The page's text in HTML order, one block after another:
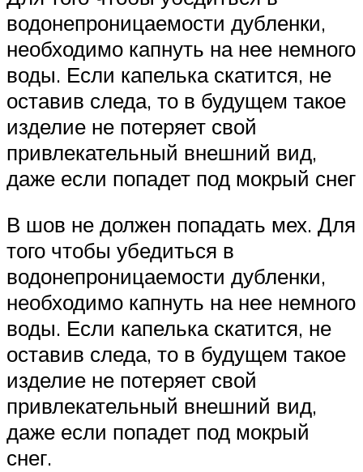
водонепроницаемости дубленки,
необходимо капнуть на нее немного
воды. Если капелька скатится, не
оставив следа, то в будущем такое
изделие не потеряет свой
привлекательный внешний вид,
даже если попадет под мокрый снег
В шов не должен попадать мех. Для
того чтобы убедиться в
водонепроницаемости дубленки,
необходимо капнуть на нее немного
воды. Если капелька скатится, не
оставив следа, то в будущем такое
изделие не потеряет свой
привлекательный внешний вид,
даже если попадет под мокрый
снег.